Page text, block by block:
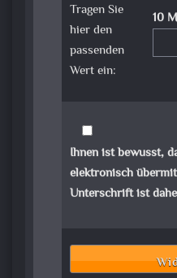
Tragen Sie
hier den
passenden
Wert ein:
10
Ihnen ist bewusst,
elektronisch
Unterschrift ist